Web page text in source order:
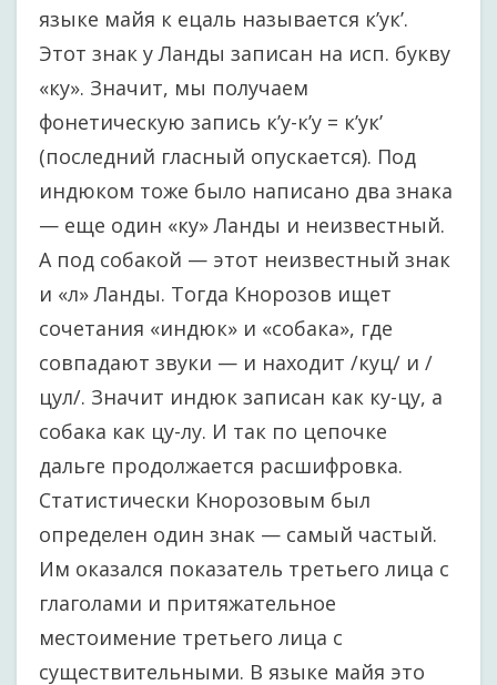
языке майя к ецаль называется к’ук’.
Этот знак у Ланды записан на исп. букву
«ку». Значит, мы получаем
фонетическую запись к’у-к’у = к’ук’
(последний гласный опускается). Под
индюком тоже было написано два знака
— еще один «ку» Ланды и неизвестный.
А под собакой — этот неизвестный знак
и «л» Ланды. Тогда Кнорозов ищет
сочетания «индюк» и «собака», где
совпадают звуки — и находит /куц/ и /
цул/. Значит индюк записан как ку-цу, а
собака как цу-лу. И так по цепочке
дальге продолжается расшифровка.
Статистически Кнорозовым был
определен один знак — самый частый.
Им оказался показатель третьего лица с
глаголами и притяжательное
местоимение третьего лица с
существительными. В языке майя это